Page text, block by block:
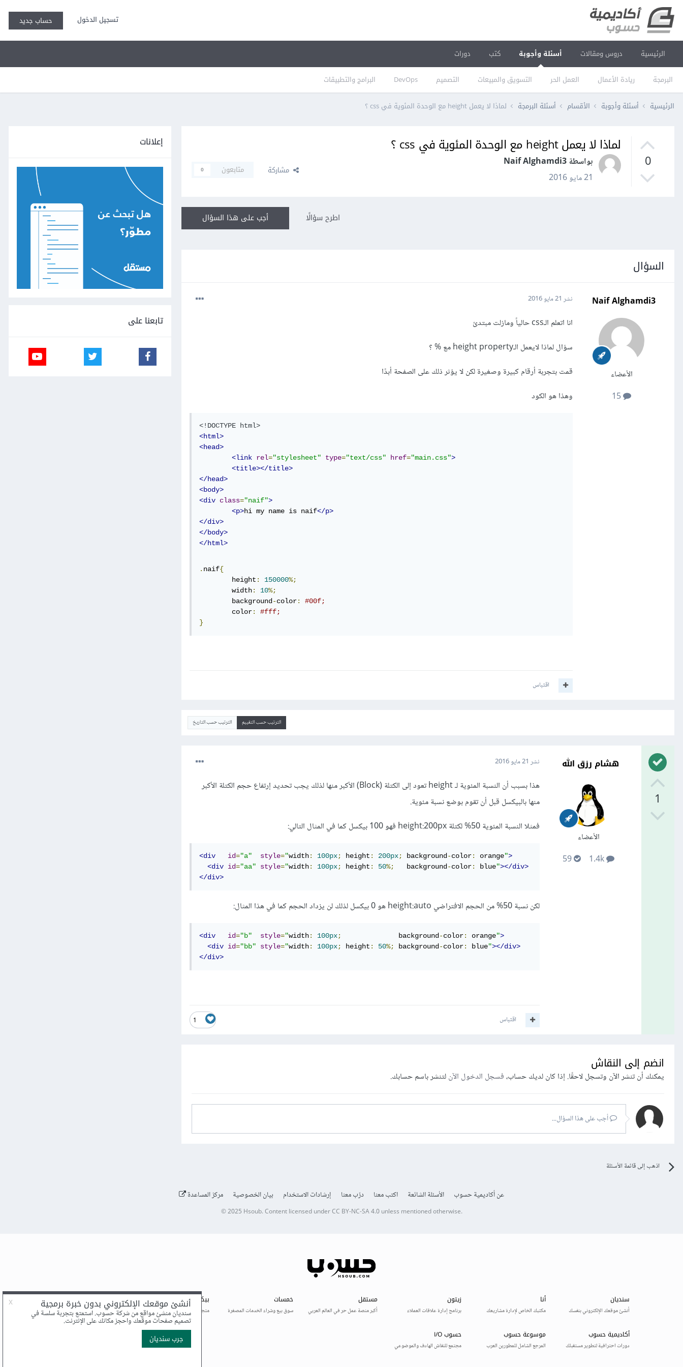
تسجيل الدخول حساب جديد
الرئيسية دروس ومقالات أسئلة وأجوبة
البرمجة ريادة الأعمال العمل الحر التسويق والمبيعات التصميم DevOps البرامج والتطبيقات
كتب دورات
الرئيسية أسئلة وأجوبة الأقسام أسئلة البرمجة لماذا لا يعمل height مع الوحدة المئوية في css ؟
0
لماذا لا يعمل height مع الوحدة المئوية في css ؟
بواسطة Naif Alghamdi3
21 مايو 2016
مشاركة متابعون 0
أجب على هذا السؤال اطرح سؤالًا
السؤال
Naif Alghamdi3
الأعضاء
نشر 21 مايو 2016
انا اتعلم الـcss حالياً ومازلت مبتدئ
سؤال لماذا لايعمل الـheight property مع % ؟
قمت بتجربة أرقام كبيرة وصغيرة لكن لا يؤثر ذلك على الصفحة أبدًا
وهذا هو الكود
<!DOCTYPE html>
<html>
<head>
<link rel="stylesheet" type="text/css" href="main.css">
<title></title>
</head>
<body>
<div class="naif">
<p>hi my name is naif</p>
</div>
</body>
</html>
. naif{
	height
: 150000%;
	width
: 10%;
	background
-color:
#00f;
	color
:
#fff;
}
اقتباس
الترتيب حسب التقييم الترتيب حسب التاريخ
1
هشام رزق الله
الأعضاء
نشر 21 مايو 2016
هذا بسبب أن النسبة المئوية لـ height تعود إلى الكتلة (Block) الأكبر منها لذلك يجب تحديد إرتفاع حجم الكتلة الأكبر
منها بالبيكسل قبل أن تقوم بوضع نسبة مئوية.
فمثلا النسبة المئوية 50% لكتلة height:200px فهو 100 بيكسل كما في المثال التالي:
<div id="a" style="width: 100px; height : 200px; background -color: orange">
<div id="aa" style="width: 100px; height : 50%;
   background
-color: blue"></div>
</div>
لكن نسبة 50% من الحجم الافتراضي height:auto هو 0 بيكسل لذلك لن يزداد الحجم كما في هذا المثال:
<div id="b" style="width: 100px;
              background
-color: orange">
<div id="bb" style="width: 100px; height : 50%; background -color: blue"></div>
</div>
1 اقتباس
انضم إلى النقاش
يمكنك أن تنشر الآن وتسجل لاحقًا. إذا كان لديك حساب،فسجل الدخول الآنلتنشر باسم حسابك.
أجب على هذا السؤال...
اذهب إلى قائمة الأسئلة
إعلانات
تابعنا على
عن أكاديمية حسوب الأسئلة الشائعة اكتب معنا درّب معنا إرشادات الاستخدام بيان الخصوصية مركز المساعدة
© 2025 Hsoub.Content licensed underCC BY-NC-SA 4.0unless mentioned otherwise.